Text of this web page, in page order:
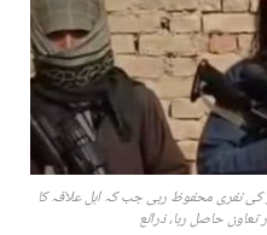
نفری محفوظ رہی جب کہ اہل علاقہ کا
تعاون حاصل رہا، ذرائع